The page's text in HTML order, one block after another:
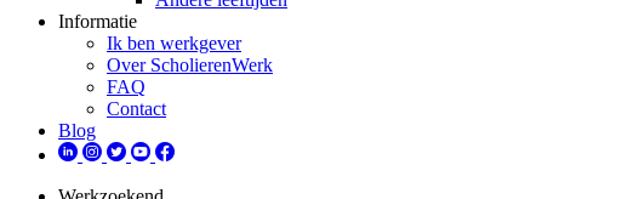
Informatie
Ik ben werkgever
Over ScholierenWerk
FAQ
Contact
Blog